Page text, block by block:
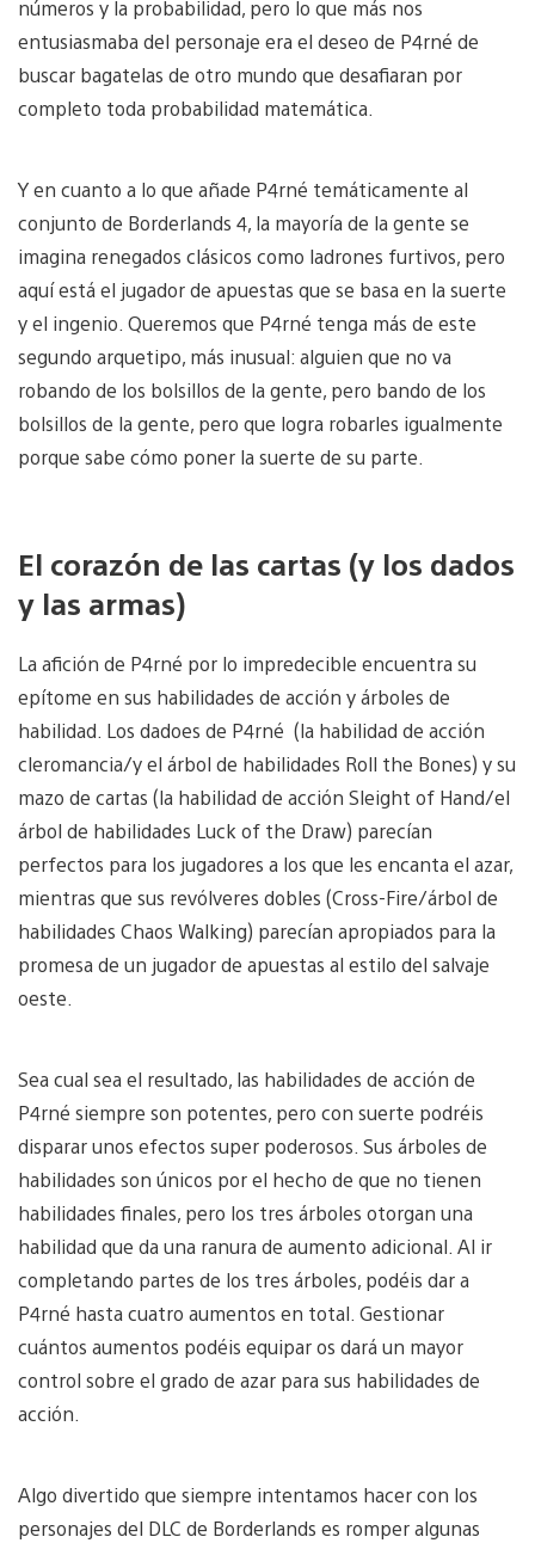
números y la probabilidad, pero lo que más nos
entusiasmaba del personaje era el deseo de P4rné de
buscar bagatelas de otro mundo que desafiaran por
completo toda probabilidad matemática.
Y en cuanto a lo que añade P4rné temáticamente al
conjunto de Borderlands 4, la mayoría de la gente se
imagina renegados clásicos como ladrones furtivos, pero
aquí está el jugador de apuestas que se basa en la suerte
y el ingenio. Queremos que P4rné tenga más de este
segundo arquetipo, más inusual: alguien que no va
robando de los bolsillos de la gente, pero bando de los
bolsillos de la gente, pero que logra robarles igualmente
porque sabe cómo poner la suerte de su parte.
El corazón de las cartas (y los dados
y las armas)
La afición de P4rné por lo impredecible encuentra su
epítome en sus habilidades de acción y árboles de
habilidad. Los dadoes de P4rné (la habilidad de acción
cleromancia/y el árbol de habilidades Roll the Bones) y su
mazo de cartas (la habilidad de acción Sleight of Hand/el
árbol de habilidades Luck of the Draw) parecían
perfectos para los jugadores a los que les encanta el azar,
mientras que sus revólveres dobles (Cross-Fire/árbol de
habilidades Chaos Walking) parecían apropiados para la
promesa de un jugador de apuestas al estilo del salvaje
oeste.
Sea cual sea el resultado, las habilidades de acción de
P4rné siempre son potentes, pero con suerte podréis
disparar unos efectos super poderosos. Sus árboles de
habilidades son únicos por el hecho de que no tienen
habilidades finales, pero los tres árboles otorgan una
habilidad que da una ranura de aumento adicional. Al ir
completando partes de los tres árboles, podéis dar a
P4rné hasta cuatro aumentos en total. Gestionar
cuántos aumentos podéis equipar os dará un mayor
control sobre el grado de azar para sus habilidades de
acción.
Algo divertido que siempre intentamos hacer con los
personajes del DLC de Borderlands es romper algunas